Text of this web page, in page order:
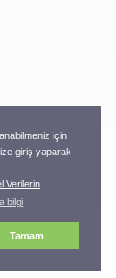
için
giriş yaparak
Verilerin
bilgi
Tamam
Tırmanmalar
Tırmanmalar